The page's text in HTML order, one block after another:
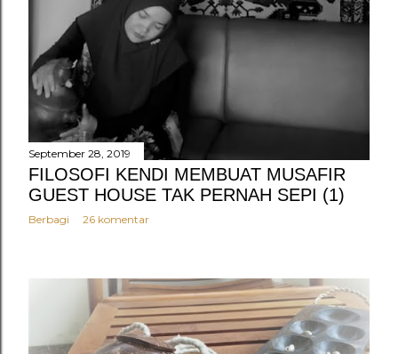
September 28, 2019
FILOSOFI KENDI MEMBUAT MUSAFIR
GUEST HOUSE TAK PERNAH SEPI (1)
Berbagi 26 komentar